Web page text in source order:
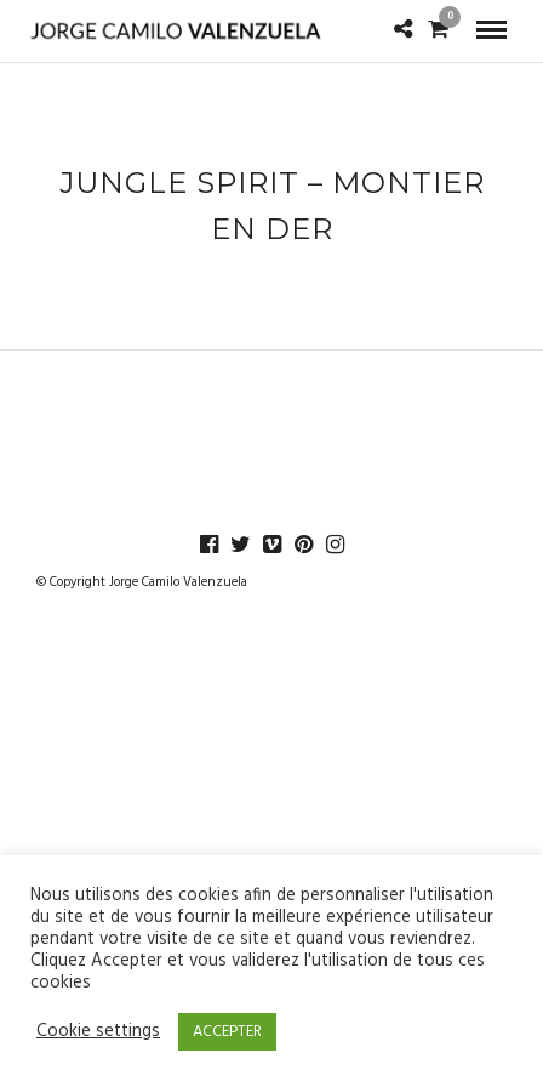
0
JUNGLE SPIRIT – MONTIER
EN DER
© Copyright Jorge Camilo Valenzuela
Nous utilisons des cookies afin de personnaliser l'utilisation
du site et de vous fournir la meilleure expérience utilisateur
pendant votre visite de ce site et quand vous reviendrez.
Cliquez Accepter et vous validerez l'utilisation de tous ces
cookies
Cookie settings
ACCEPTER